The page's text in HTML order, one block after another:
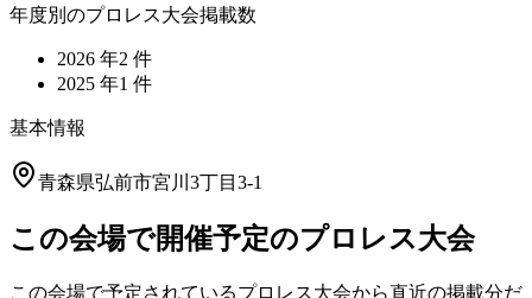
年度別のプロレス大会掲載数
2026 年2 件
2025 年1 件
基本情報
青森県弘前市宮川3丁目3-1
この会場で開催予定のプロレス大会
この会場で予定されているプロレス大会から直近の掲載分だ